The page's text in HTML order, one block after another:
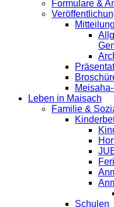
Formulare &
Leben in Maisach
Familie &
Schulen